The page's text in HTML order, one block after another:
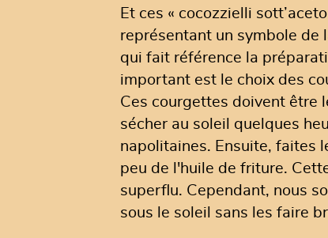
Et ces « cocozzielli
représentant un symbole de
qui fait référence la
important est le choix des
Ces courgettes doivent être
sécher au soleil quelques
napolitaines. Ensuite, faites
peu de l'huile de friture.
superflu. Cependant, nous
sous le soleil sans les faire